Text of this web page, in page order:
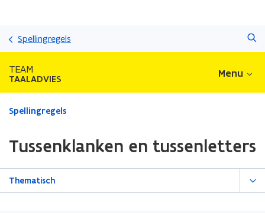
Spellingregels
TEAM
TAALADVIES Menu
Gedaan
zich
op:
Tussenklanken
Spellingregels
Tussenklanken en tussenletters
Thematisch